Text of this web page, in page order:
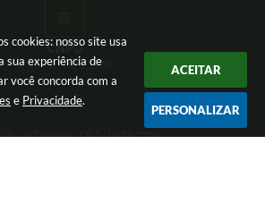
cookies: nosso site usa
sua experiência de
você concorda com a
e Privacidade.
ACEITAR
PERSONALIZAR
CNPJ
17.894.031/0001-36